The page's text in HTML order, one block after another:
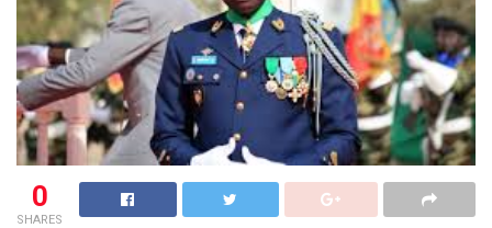
0
SHARES